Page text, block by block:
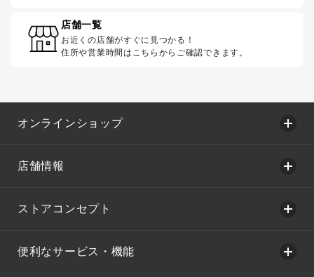
店舗一覧
お近くの店舗がすぐに見つかる！
住所や営業時間はこちらからご確認できます。
オンラインショップ
店舗情報
ストアコンセプト
便利なサービス・機能